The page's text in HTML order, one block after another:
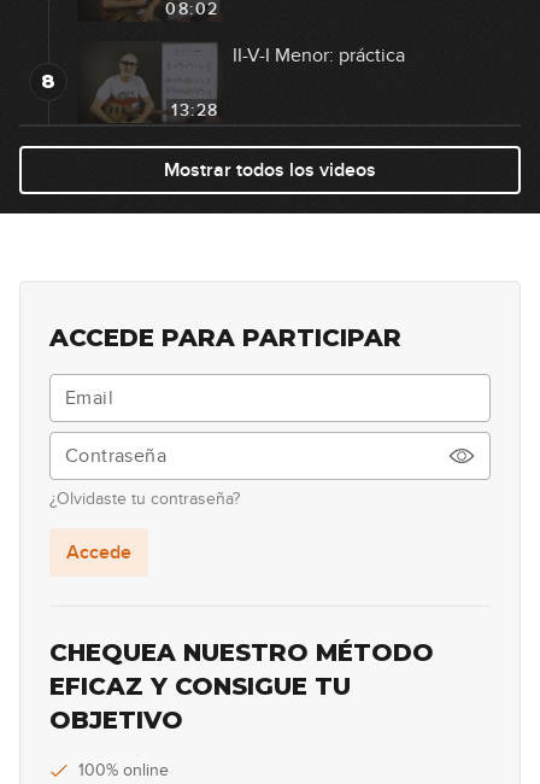
08:02
8
13:28
II-V-I Menor: práctica
07:28
Análisis Blue Bossa
10
12
ejemplos reales
14
13:17
Disminuidos de paso
Mostrar todos los videos
ACCEDE PARA PARTICIPAR
¿Olvidaste tu contraseña?
Accede
CHEQUEA NUESTRO MÉTODO
EFICAZ Y CONSIGUE TU
OBJETIVO
100% online